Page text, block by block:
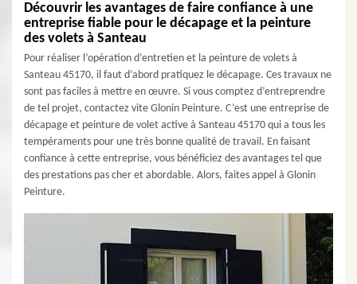
Découvrir les avantages de faire confiance à une
entreprise fiable pour le décapage et la peinture
des volets à Santeau
Pour réaliser l’opération d’entretien et la peinture de volets à
Santeau 45170, il faut d’abord pratiquez le décapage. Ces travaux ne
sont pas faciles à mettre en œuvre. Si vous comptez d’entreprendre
de tel projet, contactez vite Glonin Peinture. C’est une entreprise de
décapage et peinture de volet active à Santeau 45170 qui a tous les
tempéraments pour une très bonne qualité de travail. En faisant
confiance à cette entreprise, vous bénéficiez des avantages tel que
des prestations pas cher et abordable. Alors, faites appel à Glonin
Peinture.